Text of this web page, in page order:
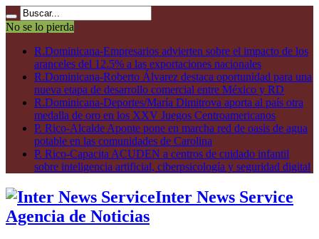
No se lo pierda
R.Dominicana-Empresarios advierten sobre el impacto de los
aranceles del 12.5% a las exportaciones nacionales
R.Dominicana-Roberto Álvarez destaca oportunidad para una
nueva etapa de desarrollo comercial entre México y RD
R.Dominicana-Deportes/María Dimitrova aporta al país otra
medalla de oro en los XXV Juegos Centroamericanos
P. Rico-Alcalde Aponte pone en marcha red de oasis de agua
potable en las comunidades de Carolina
P. Rico-Capacita ACUDEN a centros de cuidado infantil
sobre inteligencia artificial, ciberpsicología y seguridad digital
Inter News Service
Agencia de Noticias